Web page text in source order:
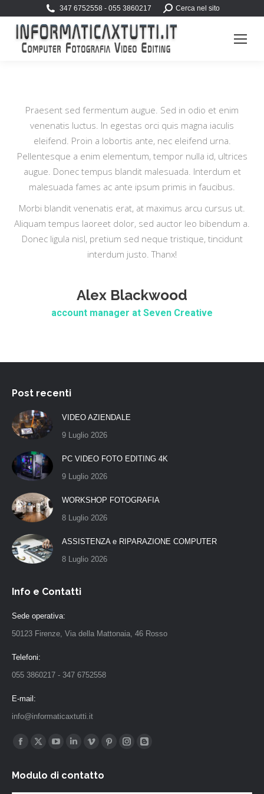
347 6752558 - 055 3860217 Search:Cerca nel sito
Praesent sed fermentum augue. Sed in odio et enim
venenatis luctus. In egestas orci quis magna iaculis
eleifend. Proin a lobortis ante, nec eleifend urna.
Pellentesque a enim elementum, tempor nulla id, ultrices
augue. Donec tempus blandit malesuada. Interdum et
malesuada fames ac ante ipsum primis in faucibus.
Morbi blandit venenatis erat, at maximus arcu cursus ut.
Aliquam tempus laoreet dolor, sed auctor leo bibendum a.
Donec ligula nisl, pretium sed neque tristique, tincidunt
interdum justo. Thanx!
Alex Blackwood
account manager at Seven Creative
Post recenti
VIDEO AZIENDALE
9 Luglio 2026
PC VIDEO FOTO EDITING 4K
9 Luglio 2026
WORKSHOP FOTOGRAFIA
8 Luglio 2026
ASSISTENZA e RIPARAZIONE COMPUTER
8 Luglio 2026
Info e Contatti
Sede operativa:
50123 Firenze, Via della Mattonaia, 46 Rosso
Telefoni:
055 3860217 - 347 6752558
E-mail:
info@informaticaxtutti.it
Find us on:
Facebook
opens
X
opensopens
Linkedin
opens
Vimeo
opens
PinterestInstagram
Blogger
Modulo di contatto